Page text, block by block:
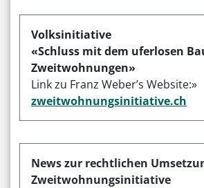
Volksinitiative
«Schluss mit dem uferlosen
Zweitwohnungen»
Link zu Franz Weber’s Website:»
zweitwohnungsinitiative.ch
News zur rechtlichen
Zweitwohnungsinitiative